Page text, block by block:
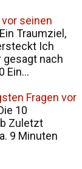
seinen
Traumziel,
Ich
gesagt nach
Ein...
Fragen vor
10
Zuletzt
9 Minuten